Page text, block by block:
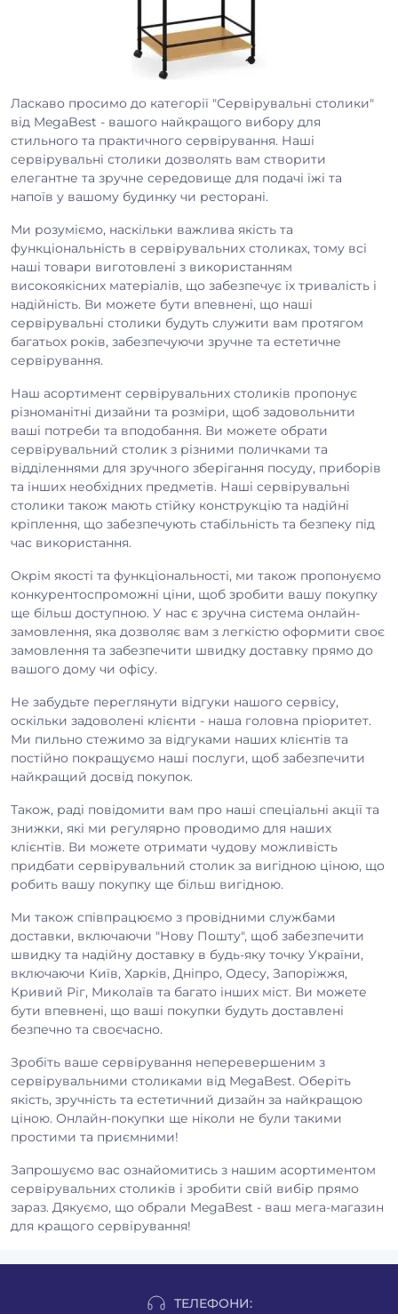
Ласкаво просимо до категорії "Сервірувальні столики"
від MegaBest - вашого найкращого вибору для
стильного та практичного сервірування. Наші
сервірувальні столики дозволять вам створити
елегантне та зручне середовище для подачі їжі та
напоїв у вашому будинку чи ресторані.
Ми розуміємо, наскільки важлива якість та
функціональність в сервірувальних столиках, тому всі
наші товари виготовлені з використанням
високоякісних матеріалів, що забезпечує їх тривалість і
надійність. Ви можете бути впевнені, що наші
сервірувальні столики будуть служити вам протягом
багатьох років, забезпечуючи зручне та естетичне
сервірування.
Наш асортимент сервірувальних столиків пропонує
різноманітні дизайни та розміри, щоб задовольнити
ваші потреби та вподобання. Ви можете обрати
сервірувальний столик з різними поличками та
відділеннями для зручного зберігання посуду, приборів
та інших необхідних предметів. Наші сервірувальні
столики також мають стійку конструкцію та надійні
кріплення, що забезпечують стабільність та безпеку під
час використання.
Окрім якості та функціональності, ми також пропонуємо
конкурентоспроможні ціни, щоб зробити вашу покупку
ще більш доступною. У нас є зручна система онлайн-
замовлення, яка дозволяє вам з легкістю оформити своє
замовлення та забезпечити швидку доставку прямо до
вашого дому чи офісу.
Не забудьте переглянути відгуки нашого сервісу,
оскільки задоволені клієнти - наша головна пріоритет.
Ми пильно стежимо за відгуками наших клієнтів та
постійно покращуємо наші послуги, щоб забезпечити
найкращий досвід покупок.
Також, раді повідомити вам про наші спеціальні акції та
знижки, які ми регулярно проводимо для наших
клієнтів. Ви можете отримати чудову можливість
придбати сервірувальний столик за вигідною ціною, що
робить вашу покупку ще більш вигідною.
Ми також співпрацюємо з провідними службами
доставки, включаючи "Нову Пошту", щоб забезпечити
швидку та надійну доставку в будь-яку точку України,
включаючи Київ, Харків, Дніпро, Одесу, Запоріжжя,
Кривий Ріг, Миколаїв та багато інших міст. Ви можете
бути впевнені, що ваші покупки будуть доставлені
безпечно та своєчасно.
Зробіть ваше сервірування неперевершеним з
сервірувальними столиками від MegaBest. Оберіть
якість, зручність та естетичний дизайн за найкращою
ціною. Онлайн-покупки ще ніколи не були такими
простими та приємними!
Запрошуємо вас ознайомитись з нашим асортиментом
сервірувальних столиків і зробити свій вибір прямо
зараз. Дякуємо, що обрали MegaBest - ваш мега-магазин
для кращого сервірування!
ТЕЛЕФОНИ: